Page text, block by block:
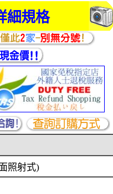
細規格
照射式)